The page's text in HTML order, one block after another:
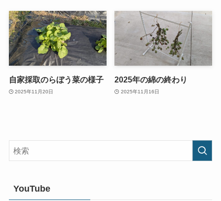
自家採取のらぼう菜の様子
2025年11月20日
2025年の綿の終わり
2025年11月16日
YouTube